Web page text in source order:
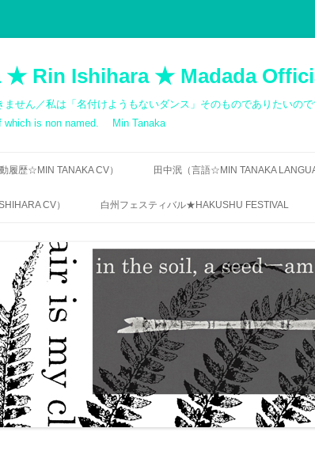
★ Rin Ishihara ★ Madada
ません／私は「名付けようもないダンス」そのものでありたい
which is non named. Min Tanaka
履歴☆MIN TANAKA CV）
1990
2000
2002
2004
2006
田中泯（言語☆MIN TANAKA
寺田透 ｜「無言の告知」
田中泯｜地を這う前衛
フェリックス・ガタリ｜オマージュ
1984 / HOMAGE 1984 BY FÉLIX
GUATTARI
“THEME” FALL 2006｜ART
QUARTERLY- NEW YORK
「サーキュレーションと文化」田中
CV） 白州フェスティバル★HAKUSHU FESTIVAL